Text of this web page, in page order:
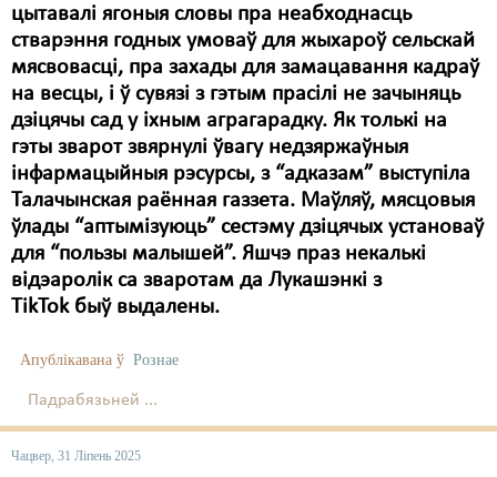
цытавалі ягоныя словы пра неабходнасць
стварэння годных умоваў для жыхароў сельскай
мясвовасці, пра захады для замацавання кадраў
на весцы, і ў сувязі з гэтым прасілі не зачыняць
дзіцячы сад у іхным аграгарадку. Як толькі на
гэты зварот звярнулі ўвагу недзяржаўныя
інфармацыйныя рэсурсы, з “адказам” выступіла
Талачынская раённая газзета. Маўляў, мясцовыя
ўлады “аптымізуюць” сестэму дзіцячых установаў
для “пользы малышей”. Яшчэ праз некалькі
відэаролік са зваротам да Лукашэнкі з
TikTok быў выдалены.
Апублікавана ў Рознае
Падрабязьней ...
Чацвер, 31 Ліпень 2025